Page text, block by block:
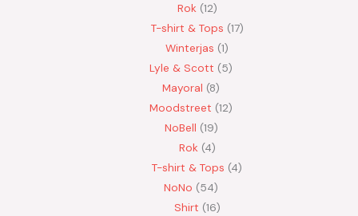
Rok 12
T-shirt & Tops 17
Winterjas 1
Lyle & Scott
5
Mayoral 8
Moodstreet 12
NoBell 19
Rok 4
T-shirt & Tops 4
NoNo
54
Shirt 16